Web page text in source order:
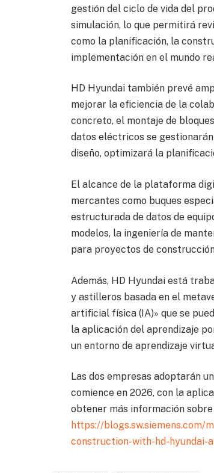
gestión del ciclo de vida del
simulación, lo que permitirá
como la planificación, la
implementación en el mundo
HD Hyundai también prevé
mejorar la eficiencia de la
concreto, el montaje de
datos eléctricos se
diseño, optimizará la
El alcance de la plataforma
mercantes como buques
estructurada de datos de
modelos, la ingeniería de
para proyectos de
Además, HD Hyundai está
y astilleros basada en el
artificial física (IA)» que se
la aplicación del aprendizaje
un entorno de aprendizaje
Las dos empresas adoptarán
comience en 2026, con la
obtener más información
https://
construction-with-hd-hyundai-